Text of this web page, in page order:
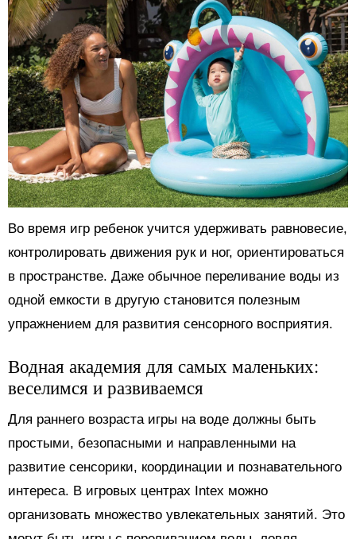
Во время игр ребенок учится удерживать равновесие,
контролировать движения рук и ног, ориентироваться
в пространстве. Даже обычное переливание воды из
одной емкости в другую становится полезным
упражнением для развития сенсорного восприятия.
Водная академия для самых маленьких:
веселимся и развиваемся
Для раннего возраста игры на воде должны быть
простыми, безопасными и направленными на
развитие сенсорики, координации и познавательного
интереса. В игровых центрах Intex можно
организовать множество увлекательных занятий. Это